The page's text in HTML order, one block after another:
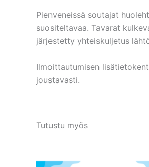
Pienveneissä soutajat
suositeltavaa. Tavarat
järjestetty yhteiskuljetus
Ilmoittautumisen
joustavasti.
Tutustu myös